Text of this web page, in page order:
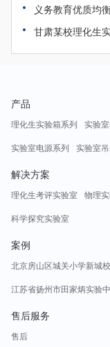
产品
理化生实验箱系列 实验
实验室电源系列
实验室
解决方案
理化生考评实验室 物理
科学探究实验室
案例
北京房山区城关小学新城
江苏省扬州市田家炳实验
售后服务
售后